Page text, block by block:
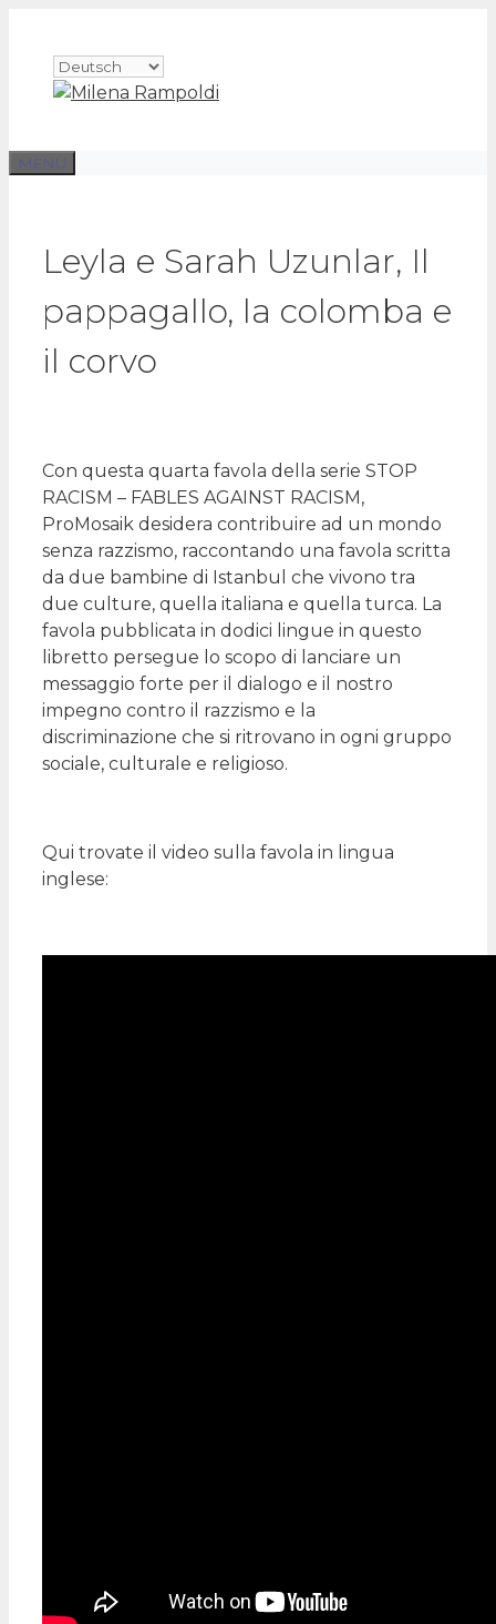
springenSprache
auswählen
MENÜ
Leyla e Sarah Uzunlar, Il
pappagallo, la colomba e
il corvo
Con questa quarta favola della serie STOP
RACISM – FABLES AGAINST RACISM,
ProMosaik desidera contribuire ad un mondo
senza razzismo, raccontando una favola scritta
da due bambine di Istanbul che vivono tra
due culture, quella italiana e quella turca. La
favola pubblicata in dodici lingue in questo
libretto persegue lo scopo di lanciare un
messaggio forte per il dialogo e il nostro
impegno contro il razzismo e la
discriminazione che si ritrovano in ogni gruppo
sociale, culturale e religioso.
Qui trovate il video sulla favola in lingua
inglese: